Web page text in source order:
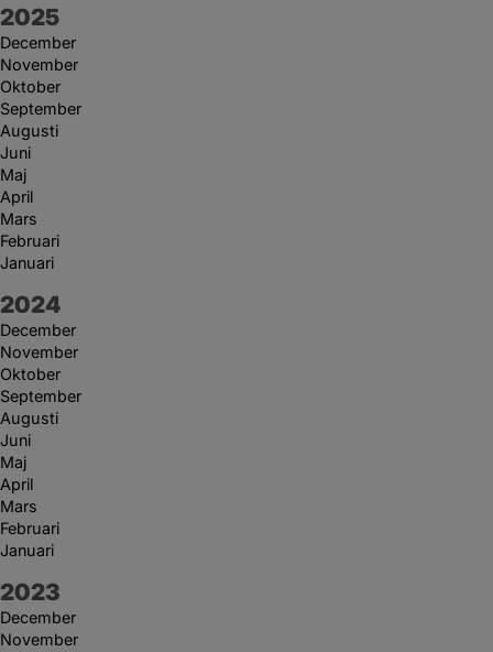
År:
2025
December
November
Oktober
September
Augusti
Juni
Maj
April
Mars
Februari
Januari
År:
2024
December
November
Oktober
September
Augusti
Juni
Maj
April
Mars
Februari
Januari
År:
2023
December
November